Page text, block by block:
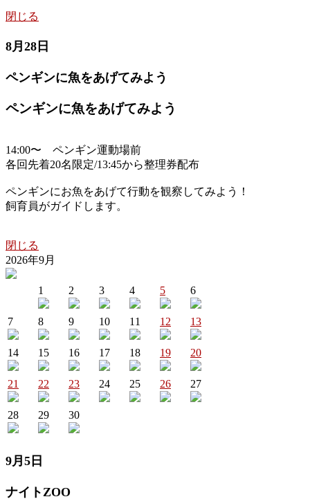
閉じる
8月28日
ペンギンに魚をあげてみよう
ペンギンに魚をあげてみよう
14:00〜 ペンギン運動場前
各回先着20名限定/13:45から整理券配布
ペンギンにお魚をあげて行動を観察してみよう！
飼育員がガイドします。
閉じる
2026年9月
1 2 3 4 5 6
7 8 9 10 11 12 13
14 15 16 17 18 19 20
21 22 23 24 25 26 27
28 29 30
9月5日
ナイトZOO